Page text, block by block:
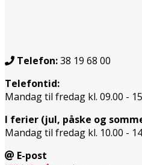
Telefon:38 19 68 00
Telefontid:
Mandag til fredag kl. 09.00 -
I ferier (jul, påske og
Mandag til fredag kl. 10.00 -
E-post